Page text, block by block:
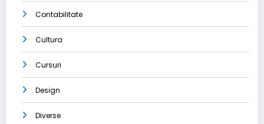
Contabilitate
Cultura
Cursuri
Design
Diverse